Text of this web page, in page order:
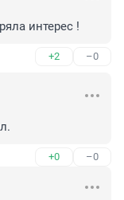
интерес !
+2 –0
+0 –0